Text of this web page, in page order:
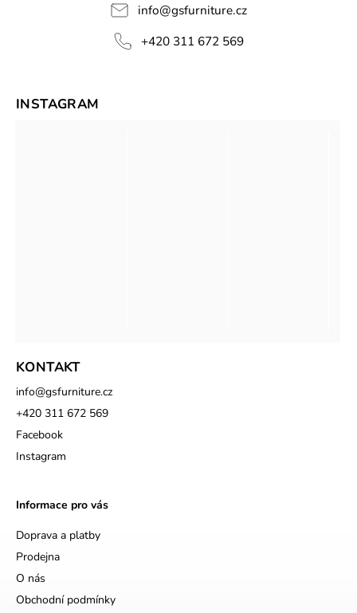
info@gsfurniture.cz
+420 311 672 569
KONTAKT
info@gsfurniture.cz
+420 311 672 569
Facebook
Instagram
Informace pro vás
Doprava a platby
Prodejna
O nás
Obchodní podmínky
INSTAGRAM